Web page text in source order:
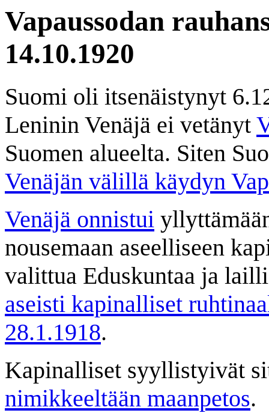
Vapaussodan
14.10.1920
Suomi oli itsenäistynyt
Leninin Venäjä ei vetänyt
Suomen alueelta. Siten
Venäjän välillä käydyn
Venäjä onnistui
nousemaan aseelliseen
valittua Eduskuntaa ja
aseisti kapinalliset
28.1.1918.
Kapinalliset syyllistyivät
nimikkeeltään maanpetos.